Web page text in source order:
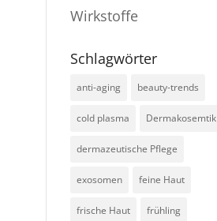
Wirkstoffe
Schlagwörter
anti-aging beauty-trends
cold plasma Dermakosemtik
dermazeutische Pflege
exosomen feine Haut
frische Haut frühling